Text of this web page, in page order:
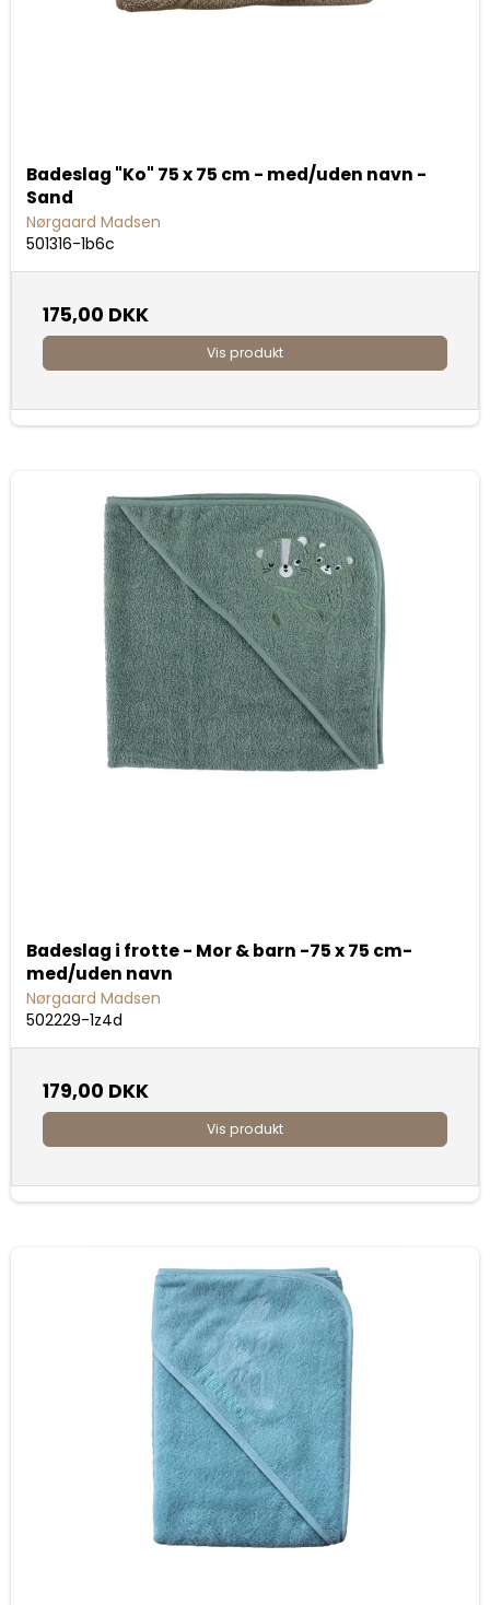
Badeslag "Ko" 75 x 75 cm - med/uden navn -
Sand
Nørgaard Madsen
501316-1b6c
175,00 DKK
Vis produkt
Badeslag i frotte - Mor & barn -75 x 75 cm-
med/uden navn
Nørgaard Madsen
502229-1z4d
179,00 DKK
Vis produkt